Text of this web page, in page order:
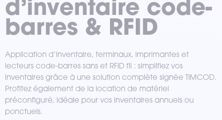
d’inventaire code-
barres & RFID
Application d’inventaire, terminaux, imprimantes et
lecteurs code-barres sans et RFID fil : simplifiez vos
inventaires grâce à une solution complète signée TIMCOD.
Profitez également de la location de matériel
préconfiguré, idéale pour vos inventaires annuels ou
ponctuels.